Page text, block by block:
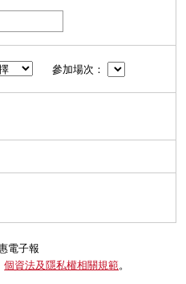
參加場次：
電子報
個資法及隱私權相關規範。